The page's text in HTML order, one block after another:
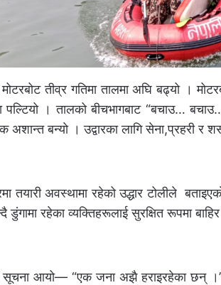
तीव्र गतिमा तालमा अघि बढ्यो ।
पल्टियो । तालको बीचभागबाट “बचाउ…
अशान्त बन्याे । उद्वारका लागि सेना,प्रहरी र
तयारी अवस्थामा रहेको उद्धार टोलीले
डुंगामा रहेका व्यक्तिहरूलाई सुरक्षित रूपमा
सूचना आयो— “एक जना अझै हराइरहेका छन् ।”